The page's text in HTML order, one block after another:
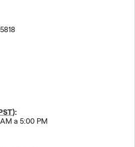
PST):
a 5:00 PM